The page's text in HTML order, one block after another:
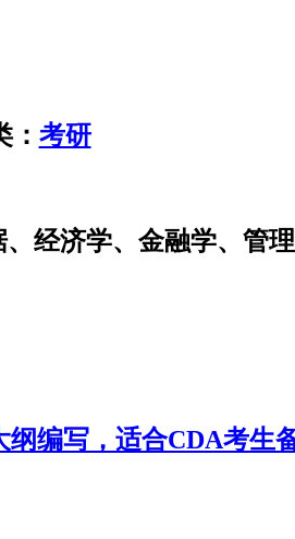
考研
经济学、金融学、管
编写，适合CDA考生